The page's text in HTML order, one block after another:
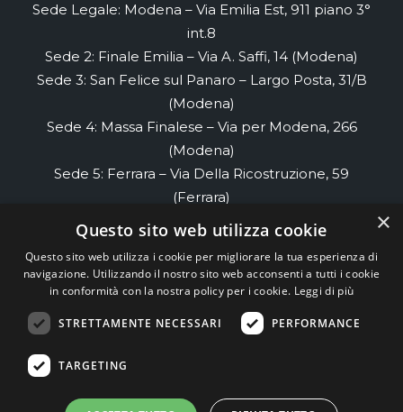
Sede Legale: Modena – Via Emilia Est, 911 piano 3°
int.8
Sede 2: Finale Emilia – Via A. Saffi, 14 (Modena)
Sede 3: San Felice sul Panaro – Largo Posta, 31/B
(Modena)
Sede 4: Massa Finalese – Via per Modena, 266
(Modena)
Sede 5: Ferrara – Via Della Ricostruzione, 59
(Ferrara)
Sede 6: Renazzo- Via di Renazzo, 58 piano 2
Sede 7: Cento- Via Cesare Cremonino, 32
(Ferrara)
×
Questo sito web utilizza cookie
Questo sito web utilizza i cookie per migliorare la tua esperienza di
navigazione. Utilizzando il nostro sito web acconsenti a tutti i cookie
in conformità con la nostra policy per i cookie. Leggi di più
STRETTAMENTE NECESSARI PERFORMANCE
TARGETING